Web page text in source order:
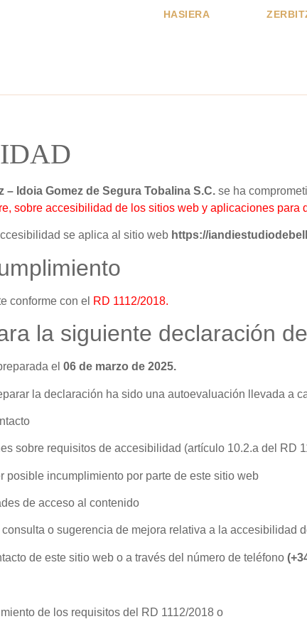
HASIERA
– Idoia Gomez de Segura Tobalina S.C. se ha
sobre accesibilidad de los sitios web y aplicaciones
se aplica al sitio web https://
conforme con el RD 1112/2018.
la siguiente declaración
el 06 de marzo de 2025.
la declaración ha sido una autoevaluación llevada a
sobre requisitos de accesibilidad (artículo 10.2.a del RD
posible incumplimiento por parte de este sitio web
de acceso al contenido
o sugerencia de mejora relativa a la accesibilidad
de este sitio web o a través del número de teléfono
de los requisitos del RD 1112/2018 o